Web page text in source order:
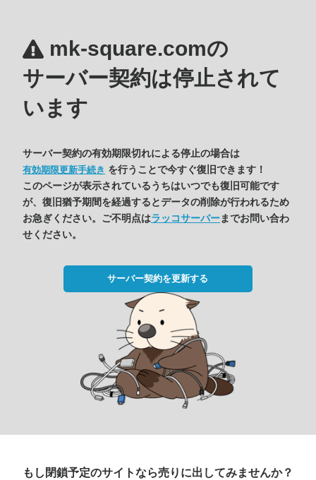
mk-square.comの
サーバー契約は停止されて
います
サーバー契約の有効期限切れによる停止の場合は
有効期限更新手続き を行うことで今すぐ復旧できます！
このページが表示されているうちはいつでも復旧可能です
が、復旧猶予期間を経過するとデータの削除が行われるため
お急ぎください。ご不明点はラッコサーバーまでお問い合わ
せください。
サーバー契約を更新する
もし閉鎖予定のサイトなら売りに出してみませんか？